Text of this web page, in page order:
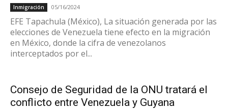
Inmigración 05/16/2024
EFE Tapachula (México), La situación generada por las
elecciones de Venezuela tiene efecto en la migración
en México, donde la cifra de venezolanos
interceptados por el...
Consejo de Seguridad de la ONU tratará el
conflicto entre Venezuela y Guyana